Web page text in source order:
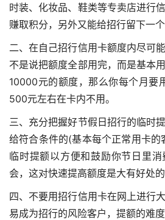
时装、化妆品、鞋类等专卖店进行
赚取积分，另外又能给招行留下一
二、在自己招行信用卡额度内尽可
不是说把额度全部用完，而是基本
10000元的额度，那么你每个月要
500元左右在卡内不用。
三、充分把握好节假日招行的临时
给符合条件的(基本每个正常用卡
临时提额以方便和鼓励你节日里
会，这对快速提高额度是大有好处的
四、不要用招行信用卡在网上进行
易成为招行的风险客户，提额的难度